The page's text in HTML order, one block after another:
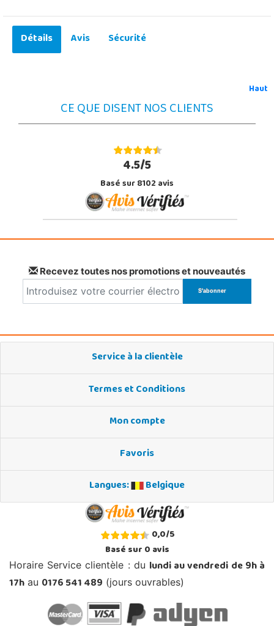
Détails Avis Sécurité
Haut
CE QUE DISENT NOS CLIENTS
4.5/5
Basé sur 8102 avis
Recevez toutes nos promotions et nouveautés
Service à la clientèle
Termes et Conditions
Mon compte
Favoris
Langues:
Belgique
0,0/5
Basé sur0avis
Horaire Service clientèle : du lundi au vendredi de 9h à
17h au 0176 541 489 (jours ouvrables)